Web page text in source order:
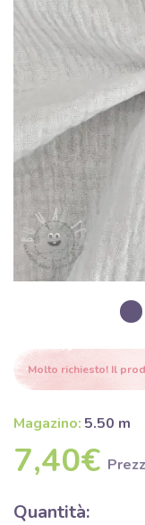
Molto richiesto! Il
Magazino: 5.50 m
7,40€
Quantità: